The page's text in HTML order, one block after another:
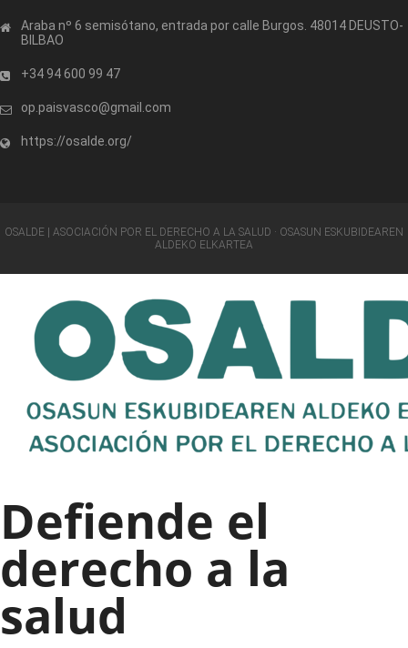
Araba nº 6 semisótano, entrada por calle Burgos. 48014 DEUSTO-
BILBAO
+34 94 600 99 47
op.paisvasco@gmail.com
https://osalde.org/
OSALDE | ASOCIACIÓN POR EL DERECHO A LA SALUD · OSASUN ESKUBIDEAREN
ALDEKO ELKARTEA
Defiende el
derecho a la
salud